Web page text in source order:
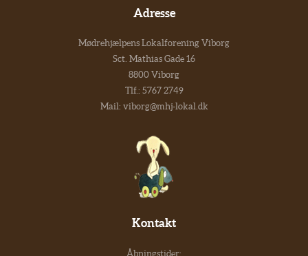
Adresse
Mødrehjælpens Lokalforening Viborg
Sct. Mathias Gade 16
8800 Viborg
Tlf.: 5767 2749
Mail: viborg@mhj-lokal.dk
Kontakt
Åbningstider: